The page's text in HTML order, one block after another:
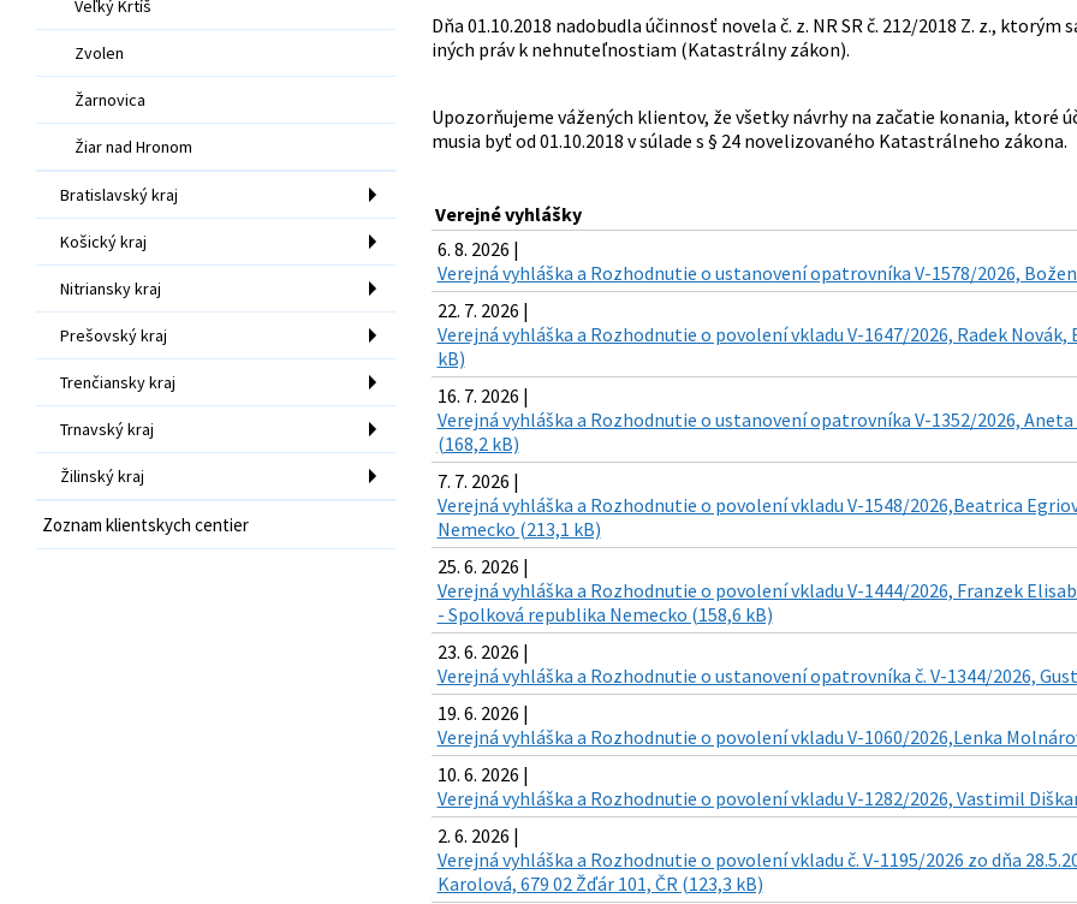
Veľký Krtíš
Zvolen
Žarnovica
Žiar nad Hronom
Bratislavský kraj
Košický kraj
Nitriansky kraj
Prešovský kraj
Trenčiansky kraj
Trnavský kraj
Žilinský kraj
Zoznam klientskych centier
Dňa 01.10.2018 nadobudla účinnosť novela č. z. NR SR č. 212/2018 Z. z., ktorým
iných práv k nehnuteľnostiam (Katastrálny zákon).
Upozorňujeme vážených klientov, že všetky návrhy na začatie konania, ktoré
musia byť od 01.10.2018 v súlade s § 24 novelizovaného Katastrálneho zákona.
Verejné vyhlášky
6. 8. 2026 |
Verejná vyhláška a Rozhodnutie o ustanovení opatrovníka V-1578/2026,
22. 7. 2026 |
Verejná vyhláška a Rozhodnutie o povolení vkladu V-1647/2026, Radek
kB)
16. 7. 2026 |
Verejná vyhláška a Rozhodnutie o ustanovení opatrovníka V-1352/2026,
(168,2 kB)
7. 7. 2026 |
Verejná vyhláška a Rozhodnutie o povolení vkladu V-1548/2026,Beatrica
Nemecko (213,1 kB)
25. 6. 2026 |
Verejná vyhláška a Rozhodnutie o povolení vkladu V-1444/2026, Franzek
- Spolková republika Nemecko (158,6 kB)
23. 6. 2026 |
Verejná vyhláška a Rozhodnutie o ustanovení opatrovníka č. V-1344/2026,
19. 6. 2026 |
Verejná vyhláška a Rozhodnutie o povolení vkladu V-1060/2026,Lenka
10. 6. 2026 |
Verejná vyhláška a Rozhodnutie o povolení vkladu V-1282/2026, Vastimil
2. 6. 2026 |
Verejná vyhláška a Rozhodnutie o povolení vkladu č. V-1195/2026 zo dňa
Karolová, 679 02 Žďár 101, ČR (123,3 kB)